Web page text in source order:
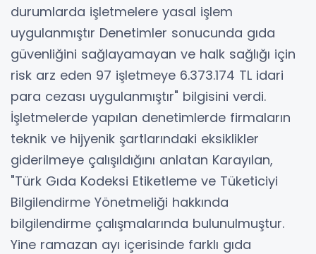
durumlarda işletmelere yasal işlem
uygulanmıştır Denetimler sonucunda gıda
güvenliğini sağlayamayan ve halk sağlığı için
risk arz eden 97 işletmeye 6.373.174 TL idari
para cezası uygulanmıştır" bilgisini verdi.
İşletmelerde yapılan denetimlerde firmaların
teknik ve hijyenik şartlarındaki eksiklikler
giderilmeye çalışıldığını anlatan Karayılan,
"Türk Gıda Kodeksi Etiketleme ve Tüketiciyi
Bilgilendirme Yönetmeliği hakkında
bilgilendirme çalışmalarında bulunulmuştur.
Yine ramazan ayı içerisinde farklı gıda